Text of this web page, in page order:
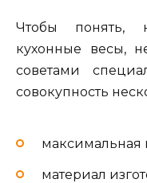
Чтобы понять,
кухонные весы,
советами
совокупность
максимальная
материал